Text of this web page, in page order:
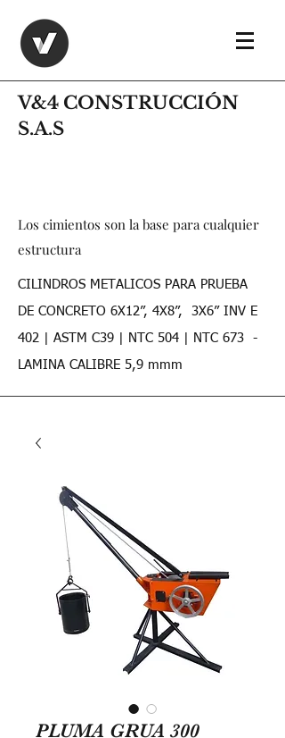
V&4 CONSTRUCCIÓN
S.A.S
Los cimientos son la base para cualquier
estructura
CILINDROS METALICOS PARA PRUEBA
DE CONCRETO 6X12”, 4X8”, 3X6” INV E
402 | ASTM C39 | NTC 504 | NTC 673 -
LAMINA CALIBRE 5,9 mmm
PLUMA GRUA 300